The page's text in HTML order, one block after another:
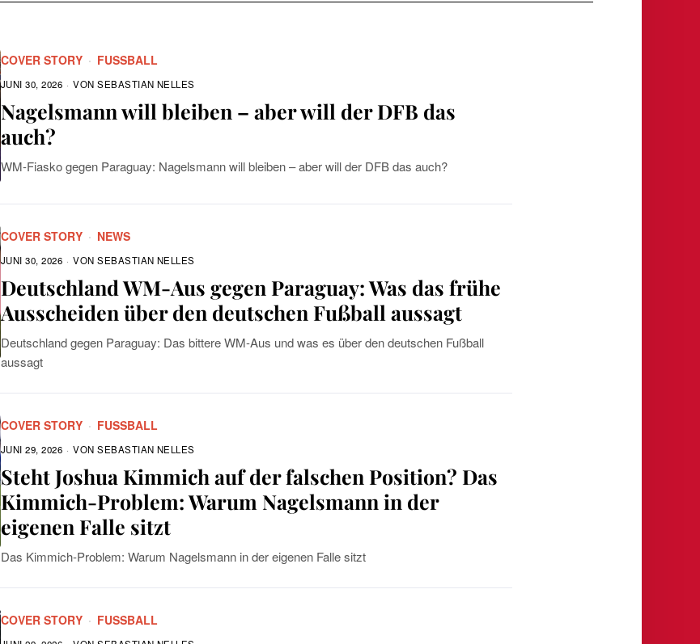
COVER STORY · FUSSBALL
Nagelsmann will bleiben – aber will der DFB das
auch?
JUNI 30, 2026 VONSEBASTIAN NELLES
WM-Fiasko gegen Paraguay: Nagelsmann will bleiben – aber will der DFB das auch?
COVER STORY · NEWS
Deutschland WM-Aus gegen Paraguay: Was das frühe
Ausscheiden über den deutschen Fußball aussagt
JUNI 30, 2026 VONSEBASTIAN NELLES
Deutschland gegen Paraguay: Das bittere WM-Aus und was es über den deutschen Fußball
aussagt
COVER STORY · FUSSBALL
Steht Joshua Kimmich auf der falschen Position? Das
Kimmich-Problem: Warum Nagelsmann in der
eigenen Falle sitzt
JUNI 29, 2026 VONSEBASTIAN NELLES
Das Kimmich-Problem: Warum Nagelsmann in der eigenen Falle sitzt
COVER STORY · FUSSBALL